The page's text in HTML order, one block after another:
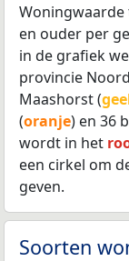
Woningwaarde
en ouder per
in de grafiek
provincie
Maashorst (
(oranje) en 36
wordt in het
een cirkel om
geven.
Soorten